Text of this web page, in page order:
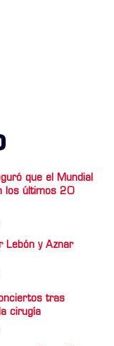
que el Mundial
los últimos 20
Lebón y Aznar
tras
cirugía